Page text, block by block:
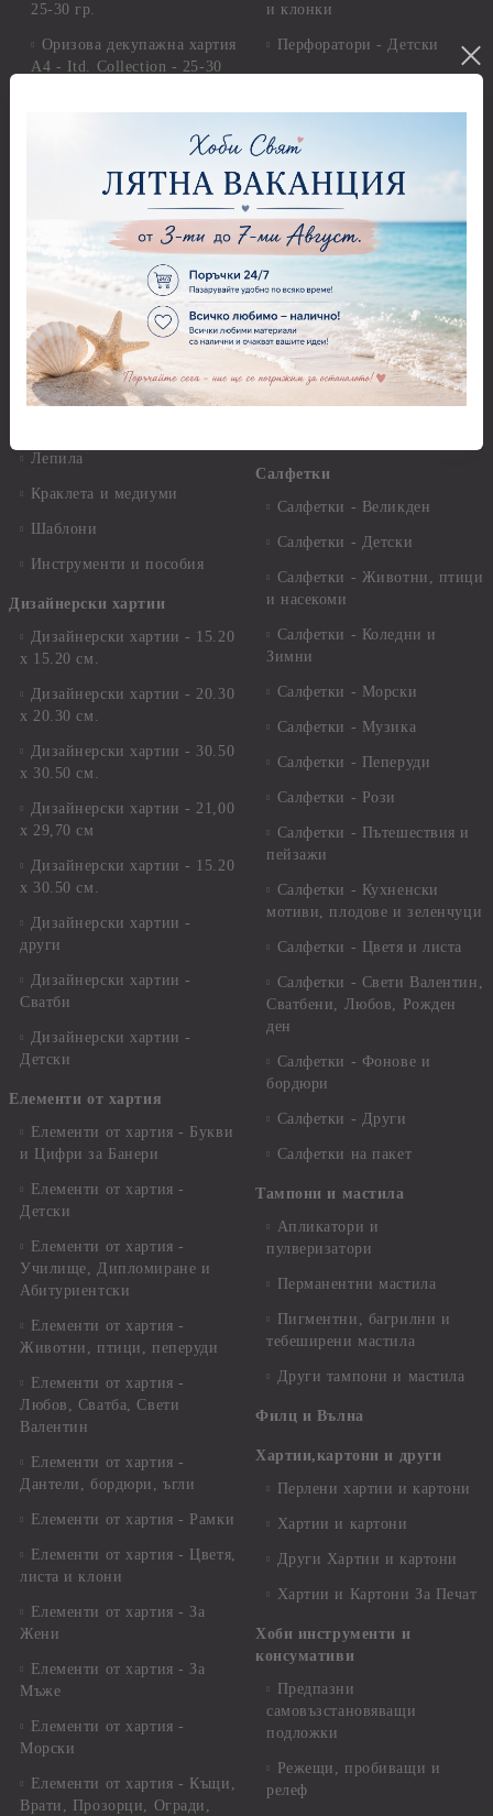
25-30 гр.
Оризова декупажна хартия
А4 - Itd. Collection - 25-30
хартия Stamperia - 21 х
29.см. - 28гр.
Декупажна хартия - Други
Антични пасти
Грунд, Основи, Релефни
пасти
Варак, Шлак метал, Фолио,
Пантна
Лепила
Краклета и медиуми
Шаблони
Инструменти и пособия
Дизайнерски хартии
Дизайнерски хартии - 15.20
х 15.20 см.
Дизайнерски хартии - 20.30
х 20.30 см.
Дизайнерски хартии - 30.50
х 30.50 см.
Дизайнерски хартии - 21,00
х 29,70 см
Дизайнерски хартии - 15.20
x 30.50 см.
Дизайнерски хартии -
други
Дизайнерски хартии -
Сватби
Дизайнерски хартии -
Детски
Елементи от хартия
Елементи от хартия - Букви
и Цифри за Банери
Елементи от хартия -
Детски
Елементи от хартия -
Училище, Дипломиране и
Абитуриентски
Елементи от хартия -
Животни, птици, пеперуди
Елементи от хартия -
Любов, Сватба, Свети
Валентин
Елементи от хартия -
Дантели, бордюри, ъгли
Елементи от хартия - Рамки
Елементи от хартия - Цветя,
листа и клони
Елементи от хартия - За
Жени
Елементи от хартия - За
Мъже
Елементи от хартия -
Морски
Елементи от хартия - Къщи,
Врати, Прозорци, Огради,
и клонки
Перфоратори - Детски
Перфоратори - Коледни и
Зимни
Рисуване
Грунд и почистващи
разтвори
Платна за рисуване
Стативи и поставки
Четки и инструменти
Моливи, акварелни
Салфетки
Салфетки - Великден
Салфетки - Детски
Салфетки - Животни, птици
и насекоми
Салфетки - Коледни и
Зимни
Салфетки - Морски
Салфетки - Музика
Салфетки - Пеперуди
Салфетки - Рози
Салфетки - Пътешествия и
пейзажи
Салфетки - Кухненски
мотиви, плодове и зеленчуци
Салфетки - Цветя и листа
Салфетки - Свети Валентин,
Сватбени, Любов, Рожден
ден
Салфетки - Фонове и
бордюри
Салфетки - Други
Салфетки на пакет
Тампони и мастила
Апликатори и
пулверизатори
Перманентни мастила
Пигментни, багрилни и
тебеширени мастила
Други тампони и мастила
Филц и Вълна
Хартии,картони и други
Перлени хартии и картони
Хартии и картони
Други Хартии и картони
Хартии и Картони За Печат
Хоби инструменти и
консумативи
Предпазни
самовъзстановяващи
подложки
Режещи, пробиващи и
релеф